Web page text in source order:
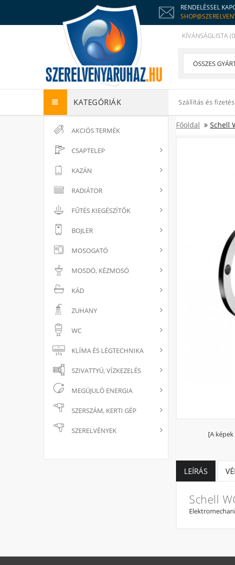
RENDELÉSSEL
KÍVÁNSÁGLISTA
KATEGÓRIÁK Szállítás és fizetés
AKCIÓS TERMÉK
CSAPTELEP
KAZÁN
RADIÁTOR
FŰTÉS KIEGÉSZÍTŐK
BOJLER
MOSOGATÓ
MOSDÓ, KÉZMOSÓ
KÁD
ZUHANY
WC
KLÍMA ÉS LÉGTECHNIKA
SZIVATTYÚ, VÍZKEZELÉS
MEGÚJULÓ ENERGIA
SZERSZÁM, KERTI GÉP
SZERELVÉNYEK
Főoldal Schell
[A
LEÍRÁS
Schell